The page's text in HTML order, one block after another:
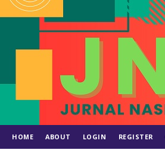
HOME ABOUT LOGIN REGISTER